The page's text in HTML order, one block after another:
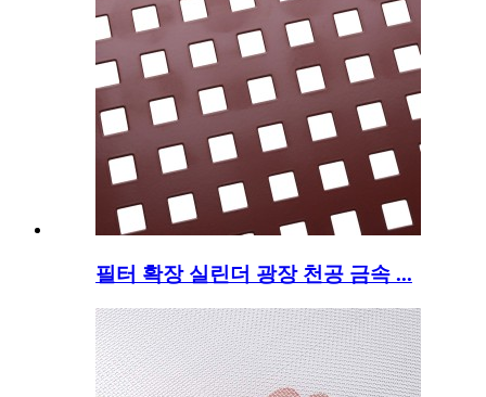
필터 확장 실린더 광장 천공 금속 ...